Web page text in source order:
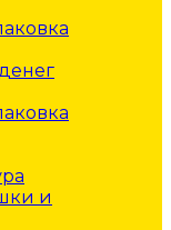
и